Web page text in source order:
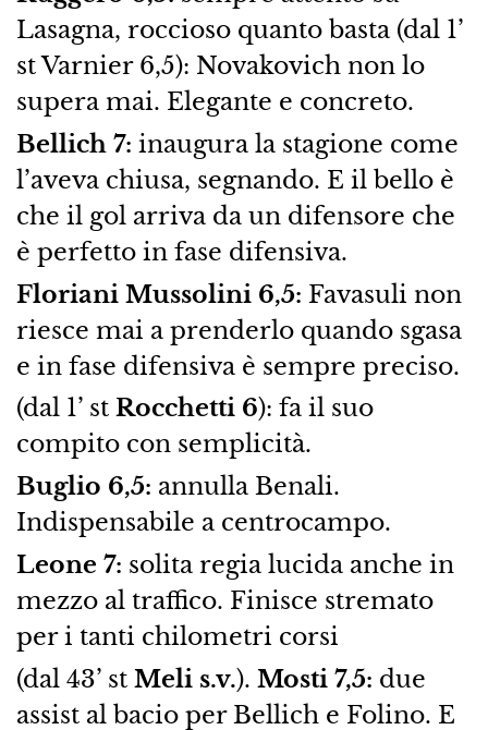
Lasagna, roccioso quanto basta (dal 1’
st Varnier 6,5): Novakovich non lo
supera mai. Elegante e concreto.
Bellich 7: inaugura la stagione come
l’aveva chiusa, segnando. E il bello è
che il gol arriva da un difensore che
è perfetto in fase difensiva.
Floriani Mussolini 6,5: Favasuli non
riesce mai a prenderlo quando sgasa
e in fase difensiva è sempre preciso.
(dal 1’ st Rocchetti 6): fa il suo
compito con semplicità.
Buglio 6,5: annulla Benali.
Indispensabile a centrocampo.
Leone 7: solita regia lucida anche in
mezzo al traffico. Finisce stremato
per i tanti chilometri corsi
(dal 43’ stMeli s.v.). Mosti 7,5: due
assist al bacio per Bellich e Folino. E